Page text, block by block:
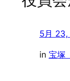
5月
in 宝塚